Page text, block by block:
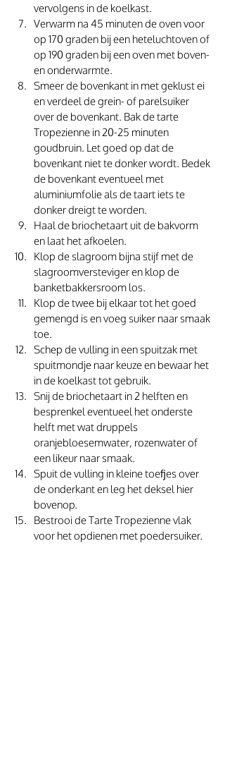
vervolgens in de koelkast.
Verwarm na 45 minuten de oven voor
op 170 graden bij een heteluchtoven of
op 190 graden bij een oven met boven-
en onderwarmte.
Smeer de bovenkant in met geklust ei
en verdeel de grein- of parelsuiker
over de bovenkant. Bak de tarte
Tropezienne in 20-25 minuten
goudbruin. Let goed op dat de
bovenkant niet te donker wordt. Bedek
de bovenkant eventueel met
aluminiumfolie als de taart iets te
donker dreigt te worden.
Haal de briochetaart uit de bakvorm
en laat het afkoelen.
Klop de slagroom bijna stijf met de
slagroomversteviger en klop de
banketbakkersroom los.
Klop de twee bij elkaar tot het goed
gemengd is en voeg suiker naar smaak
toe.
Schep de vulling in een spuitzak met
spuitmondje naar keuze en bewaar het
in de koelkast tot gebruik.
Snij de briochetaart in 2 helften en
besprenkel eventueel het onderste
helft met wat druppels
oranjebloesemwater, rozenwater of
een likeur naar smaak.
Spuit de vulling in kleine toefjes over
de onderkant en leg het deksel hier
bovenop.
Bestrooi de Tarte Tropezienne vlak
voor het opdienen met poedersuiker.